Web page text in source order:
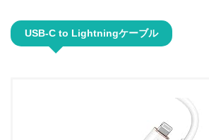
USB-C to Lightningケーブル